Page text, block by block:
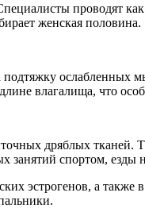
проводят
женская половина.
ослабленных
влагалища, что
дряблых
спортом, езды
эстрогенов, а